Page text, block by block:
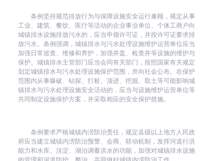
条例坚持规范排放行为与保障设施安全运行兼顾，规定从事
工业、建筑、餐饮、医疗等活动的企业事业单位、个体工商户向
城镇排水设施排放污水的，应当申领许可证，并按许可证要求排
放污水。条例强调，城镇排水与污水处理设施维护运营单位应当
加强日常巡查、维修和养护，加强井盖、检查井等设施的维护与
保护。城镇排水主管部门应当会同有关部门，按照国家有关规定
划定城镇排水与污水处理设施保护范围，并向社会公布。在保护
范围内从事爆破、钻探、打桩、顶进、挖掘、取土等可能影响城
镇排水与污水处理设施安全活动的，应当与设施维护运营单位等
共同制定设施保护方案，并采取相应的安全保护措施。
条例要求严格城镇内涝防治责任，规定县级以上地方人民政
府应当建立城镇内涝防治预警、会商、联动机制，发挥河道行洪
能力和水库、洼淀、湖泊调蓄洪水的功能，加强对城镇排水设施